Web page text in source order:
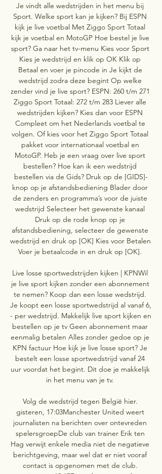
Je vindt alle wedstrijden in het menu bij
Sport. Welke sport kan je kijken? Bij ESPN
kijk je live voetbal Met Ziggo Sport Totaal
kijk je voetbal en MotoGP Hoe bestel je live
sport? Ga naar het tv-menu Kies voor Sport
Kies je wedstrijd en klik op OK Klik op
Betaal en voer je pincode in Je kijkt de
wedstrijd zodra deze begint Op welke
zender vind je live sport? ESPN: 260 t/m 271
Ziggo Sport Totaal: 272 t/m 283 Liever alle
wedstrijden kijken? Kies dan voor ESPN
Compleet om het Nederlands voetbal te
volgen. Of kies voor het Ziggo Sport Totaal
pakket voor internationaal voetbal en
MotoGP. Heb je een vraag over live sport
bestellen? Hoe kan ik een wedstrijd
bestellen via de Gids? Druk op de [GIDS]-
knop op je afstandsbediening Blader door
de zenders en programma’s voor de juiste
wedstrijd Selecteer het gewenste kanaal
Druk op de rode knop op je
afstandsbediening, selecteer de gewenste
wedstrijd en druk op [OK] Kies voor Betalen
Voer je betaalcode in en druk op [OK].
Live losse sportwedstrijden kijken | KPNWil
je live sport kijken zonder een abonnement
te nemen? Koop dan een losse wedstrijd.
Je koopt een losse sportwedstrijd al vanaf 6,
- per wedstrijd. Makkelijk live sport kijken en
bestellen op je tv Geen abonnement maar
eenmalig betalen Alles zonder gedoe op je
KPN factuur Hoe kijk je live losse sport? Je
bestelt een losse sportwedstrijd vanaf 24
uur voordat het begint. Dit doe je makkelijk
in het menu van je tv.
Volg de wedstrijd tegen België hier.
gisteren, 17:03Manchester United weert
journalisten na berichten over ontevreden
spelersgroepDe club van trainer Erik ten
Hag verwijt enkele media niet de negatieve
berichtgeving, maar wel dat er niet vooraf
contact is opgenomen met de club.